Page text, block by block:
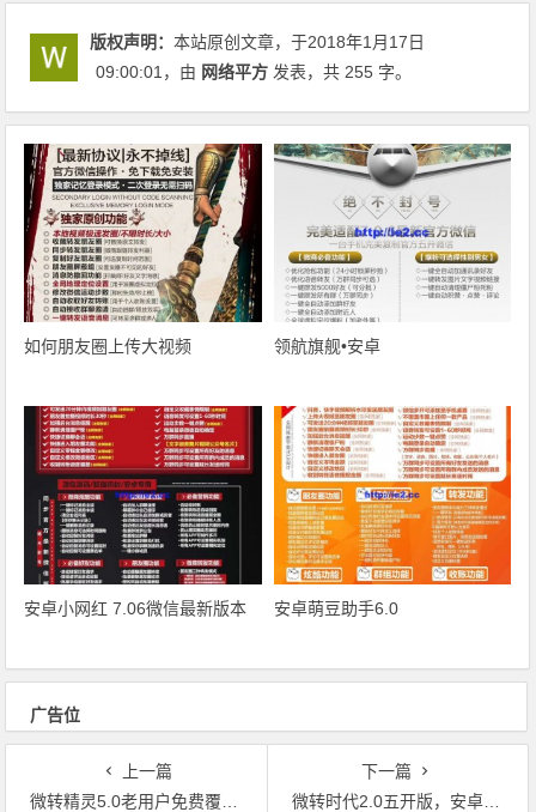
版权声明：本站原创文章，于2018年1月17日
09:00:01，由 网络平方 发表，共 255 字。
如何朋友圈上传大视频 领航旗舰•安卓
安卓小网红 7.06微信最新版本 安卓萌豆助手6.0
广告位
上一篇
微转精灵5.0老用户免费覆盖升级
下一篇
微转时代2.0五开版，安卓史上功能最齐全软件